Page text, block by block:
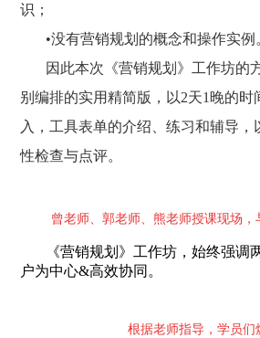
识；
•没有营销规划的概念和操作实例
因此本次《营销规划》工作坊的
别编排的实用精简版，以2天1晚的时
入，工具表单的介绍、练习和辅导，
性检查与点评。
曾老师、郭老师、熊老师授课现场
《营销规划》工作坊，始终强调
户为中心&高效协同。
根据老师指导，学员们